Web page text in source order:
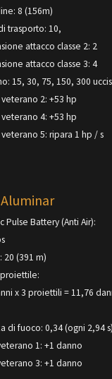
8 (156m)
trasporto: 10,
attacco classe 2: 2
attacco classe 3: 4
15, 30, 75, 150, 300
2: +53 hp
4: +53 hp
5: ripara 1 hp / s
Pulse Battery (Anti Air):
20 (391 m)
x 3 proiettili = 11,76
di fuoco: 0,34 (ogni 2,94 s)
1: +1 danno
3: +1 danno